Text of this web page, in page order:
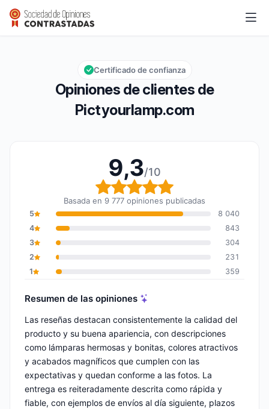
Pictyourlamp.com
Calificación global: 9,3 de 10
9,3/10
Opiniones de clientes de
Pictyourlamp.com
Certificado de confianza
9,3/10
Calificación global: 9,3
Basada en 9 777 opiniones publicadas
5
8 040
4
843
3
304
2
231
1
359
Resumen de las opiniones
Las reseñas destacan consistentemente la calidad del
producto y su buena apariencia, con descripciones
como lámparas hermosas y bonitas, colores atractivos
y acabados magníficos que cumplen con las
expectativas y quedan conforme a las fotos. La
entrega es reiteradamente descrita como rápida y
fiable, con ejemplos de envíos al día siguiente, plazos